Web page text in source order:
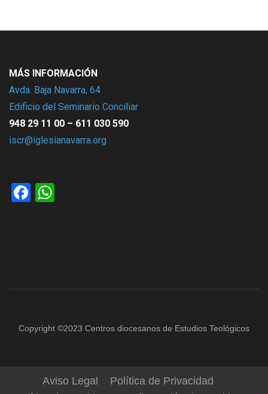
MÁS INFORMACIÓN
Avda. Baja Navarra, 64
Edificio del Seminario Conciliar
948 29 11 00 – 611 030 590
iscr@iglesianavarra.org
Facebook
Copyright ©2023 Centros diocesanos de Estudios Teológicos
Aviso Legal
Política de Privacidad